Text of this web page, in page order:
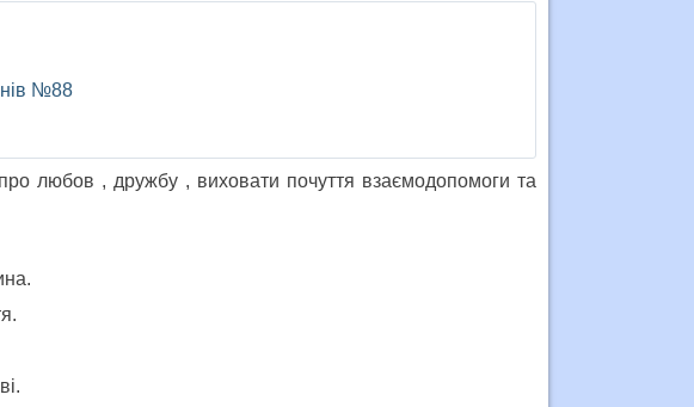
№88
любов , дружбу , виховати почуття взаємодопомоги та